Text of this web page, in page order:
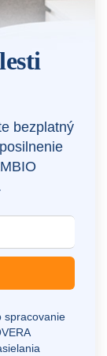
bezplatný
spracovanie